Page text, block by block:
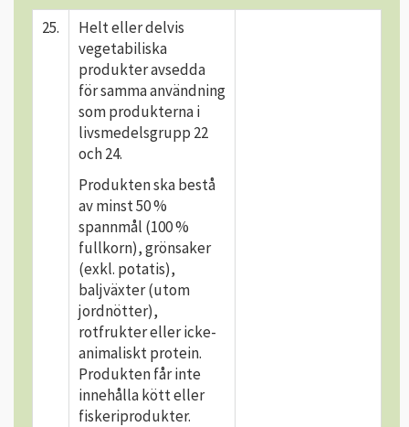
25.
Helt eller delvis
vegetabiliska
produkter avsedda
för samma användning
som produkterna i
livsmedelsgrupp 22
och 24.
Produkten ska bestå
av minst 50 %
spannmål (100 %
fullkorn), grönsaker
(exkl. potatis),
baljväxter (utom
jordnötter),
rotfrukter eller icke-
animaliskt protein.
Produkten får inte
innehålla kött eller
fiskeriprodukter.